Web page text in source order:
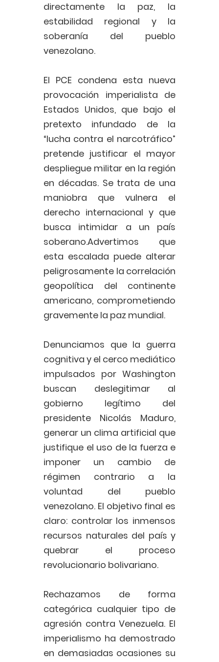
directamente la paz, la
estabilidad regional y la
soberanía del pueblo
venezolano.
El PCE condena esta nueva
provocación imperialista de
Estados Unidos, que bajo el
pretexto infundado de la
“lucha contra el narcotráfico”
pretende justificar el mayor
despliegue militar en la región
en décadas. Se trata de una
maniobra que vulnera el
derecho internacional y que
busca intimidar a un país
soberano.Advertimos que
esta escalada puede alterar
peligrosamente la correlación
geopolítica del continente
americano, comprometiendo
gravemente la paz mundial.
Denunciamos que la guerra
cognitiva y el cerco mediático
impulsados por Washington
buscan deslegitimar al
gobierno legítimo del
presidente Nicolás Maduro,
generar un clima artificial que
justifique el uso de la fuerza e
imponer un cambio de
régimen contrario a la
voluntad del pueblo
venezolano. El objetivo final es
claro: controlar los inmensos
recursos naturales del país y
quebrar el proceso
revolucionario bolivariano.
Rechazamos de forma
categórica cualquier tipo de
agresión contra Venezuela. El
imperialismo ha demostrado
en demasiadas ocasiones su